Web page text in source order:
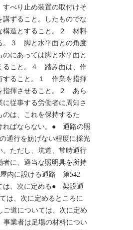
べり止め装置の取付けそ
ずること。したものでな
構造とすること。２ 材料
。３ 脚と水平面との角度
にあっては脚と水平面と
ること。４ 踏み面は、作
すること。１ 作業を指揮
指揮させること。２ あら
従事する労働者に周知さ
は、これを保持するた
ればならない。● 通路の照
行を妨げない程度に採光
。ただし、坑道、常時通行
に、適当な照明具を所持
内に設ける通路 第542
は、次に定める● 架設通
、次に定めるところに
道については、次に定め
業者は足場の材料につい